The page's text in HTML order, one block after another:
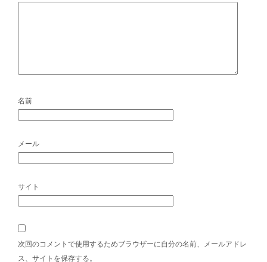
名前
メール
サイト
次回のコメントで使用するためブラウザーに自分の名前、メールアドレ
ス、サイトを保存する。